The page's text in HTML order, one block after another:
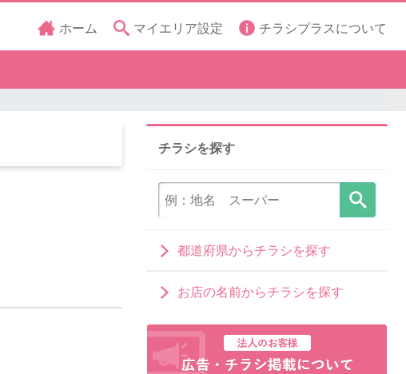
ホーム マイエリア設定 チラシプラスについて
チラシを探す
都道府県からチラシを探す
お店の名前からチラシを探す